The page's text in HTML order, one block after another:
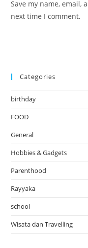
(optional)
Save my name, email,
next time I comment.
Categories
birthday
FOOD
General
Hobbies & Gadgets
Parenthood
Rayyaka
school
Wisata dan Travelling